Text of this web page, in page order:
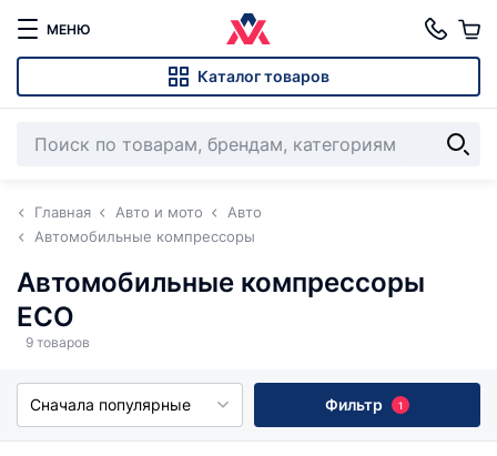
МЕНЮ
Каталог товаров
Главная Авто и мото
Авто
Автомобильные компрессоры
Автомобильные компрессоры
ECO
9 товаров
Сначала популярные Фильтр 1